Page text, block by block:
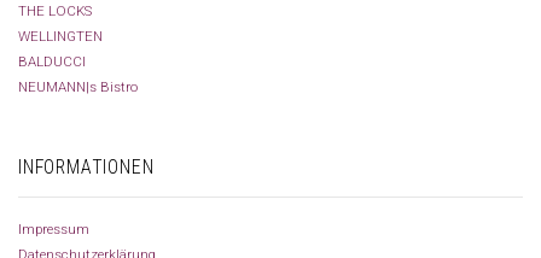
THE LOCKS
WELLINGTEN
BALDUCCI
NEUMANN|s Bistro
INFORMATIONEN
Impressum
Datenschutzerklärung